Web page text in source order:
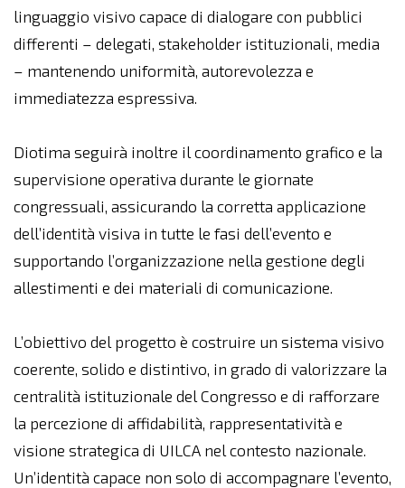
linguaggio visivo capace di dialogare con pubblici
differenti – delegati, stakeholder istituzionali, media
– mantenendo uniformità, autorevolezza e
immediatezza espressiva.
Diotima seguirà inoltre il coordinamento grafico e la
supervisione operativa durante le giornate
congressuali, assicurando la corretta applicazione
dell’identità visiva in tutte le fasi dell’evento e
supportando l’organizzazione nella gestione degli
allestimenti e dei materiali di comunicazione.
L’obiettivo del progetto è costruire un sistema visivo
coerente, solido e distintivo, in grado di valorizzare la
centralità istituzionale del Congresso e di rafforzare
la percezione di affidabilità, rappresentatività e
visione strategica di UILCA nel contesto nazionale.
Un’identità capace non solo di accompagnare l’evento,